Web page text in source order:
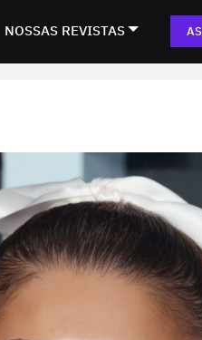
NOSSAS REVISTAS